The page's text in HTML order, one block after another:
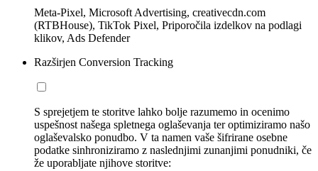
Meta-Pixel, Microsoft Advertising, creativecdn.com
(RTBHouse), TikTok Pixel, Priporočila izdelkov na podlagi
klikov, Ads Defender
Razširjen Conversion Tracking
S sprejetjem te storitve lahko bolje razumemo in ocenimo
uspešnost našega spletnega oglaševanja ter optimiziramo našo
oglaševalsko ponudbo. V ta namen vaše šifrirane osebne
podatke sinhroniziramo z naslednjimi zunanjimi ponudniki, če
že uporabljate njihove storitve: